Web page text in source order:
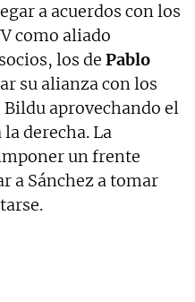
a acuerdos con los
como aliado
los de Pablo
su alianza con los
Bildu aprovechando el
derecha. La
un frente
a Sánchez a tomar